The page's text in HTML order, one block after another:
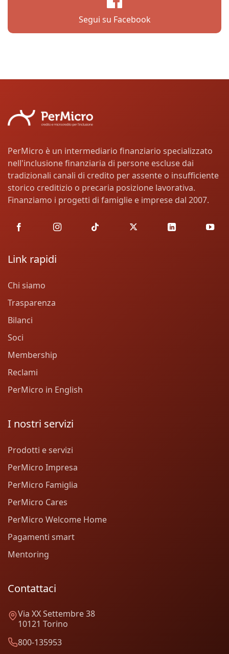
Segui su Facebook
PerMicro è un intermediario finanziario specializzato
nell'inclusione finanziaria di persone escluse dai
tradizionali canali di credito per assente o insufficiente
storico creditizio o precaria posizione lavorativa.
Finanziamo i progetti di famiglie e imprese dal 2007.
Link rapidi
Chi siamo
Trasparenza
Bilanci
Soci
Membership
Reclami
PerMicro in English
I nostri servizi
Prodotti e servizi
PerMicro Impresa
PerMicro Famiglia
PerMicro Cares
PerMicro Welcome Home
Pagamenti smart
Mentoring
Contattaci
Via XX Settembre 38
10121 Torino
800-135953